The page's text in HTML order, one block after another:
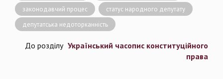
законодавчий процес
статус народного депутату
депутатська недоторканність
До розділу Український часопис конституційного
права